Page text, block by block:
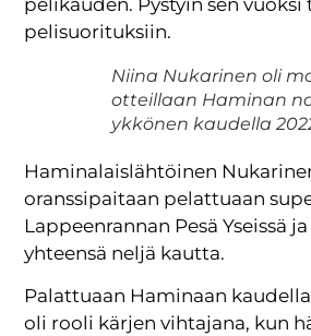
pelikauden. Pystyin sen vuoksi
pelisuorituksiin.
Niina Nukarinen oli
otteillaan Haminan
ykkönen kaudella
Haminalaislähtöinen
oranssipaitaan pelattuaan
Lappeenrannan Pesä Yseissä
yhteensä neljä kautta.
Palattuaan Haminaan
oli rooli kärjen vihtajana, kun